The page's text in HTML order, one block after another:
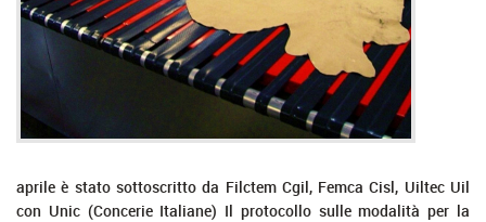
aprile è stato sottoscritto da Filctem Cgil, Femca Cisl, Uiltec Uil
con Unic (Concerie Italiane) Il protocollo sulle modalità per la